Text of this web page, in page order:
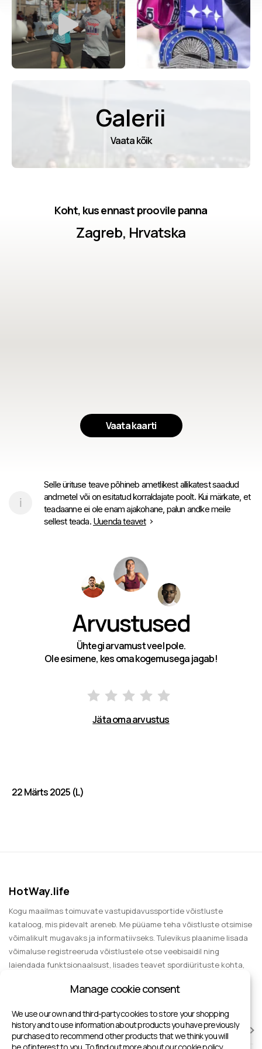
Galerii
Vaata kõik
Koht, kus ennast proovile panna
Zagreb, Hrvatska
Vaata kaarti
Selle ürituse teave põhineb ametlikest allikatest saadud
andmetel või on esitatud korraldajate poolt. Kui märkate, et
teadaanne ei ole enam ajakohane, palun andke meile
sellest teada. Uuenda teavet
Arvustused
Ühtegi arvamust veel pole.
Ole esimene, kes oma kogemusega jagab!
Jäta oma arvustus
22 Märts 2025 (L)
HotWay.life
Kogu maailmas toimuvate vastupidavussportide võistluste
kataloog, mis pidevalt areneb. Me püüame teha võistluste otsimise
võimalikult mugavaks ja informatiivseks. Tulevikus plaanime lisada
võimaluse registreeruda võistlustele otse veebisaidil ning
laiendada funktsionaalsust, lisades teavet spordiürituste kohta,
VÕISTLUSED
Manage cookie consent
We use our own and third-party cookies to store your shopping
history and to use information about products you have previously
purchased to recommend other products that we think you will